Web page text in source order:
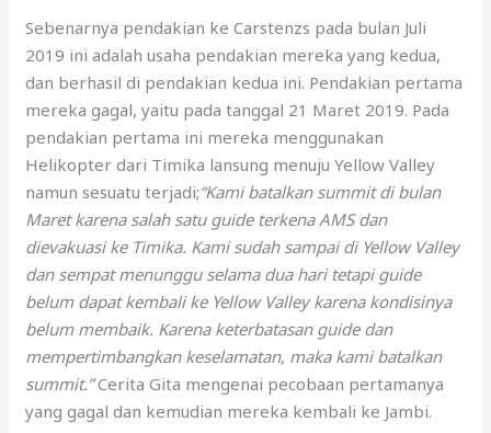
Sebenarnya pendakian ke Carstenzs pada bulan Juli
2019 ini adalah usaha pendakian mereka yang kedua,
dan berhasil di pendakian kedua ini. Pendakian pertama
mereka gagal, yaitu pada tanggal 21 Maret 2019. Pada
pendakian pertama ini mereka menggunakan
Helikopter dari Timika lansung menuju Yellow Valley
namun sesuatu terjadi;“Kami batalkan summit di bulan
Maret karena salah satu guide terkena AMS dan
dievakuasi ke Timika. Kami sudah sampai di Yellow Valley
dan sempat menunggu selama dua hari tetapi guide
belum dapat kembali ke Yellow Valley karena kondisinya
belum membaik. Karena keterbatasan guide dan
mempertimbangkan keselamatan, maka kami batalkan
summit.”Cerita Gita mengenai pecobaan pertamanya
yang gagal dan kemudian mereka kembali ke Jambi.